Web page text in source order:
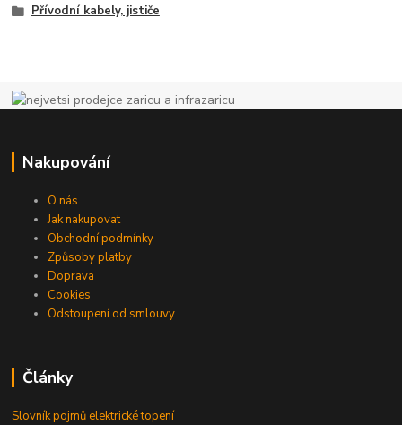
Přívodní kabely, jističe
Nakupování
O nás
Jak nakupovat
Obchodní podmínky
Způsoby platby
Doprava
Cookies
Odstoupení od smlouvy
Články
Slovník pojmů elektrické topení